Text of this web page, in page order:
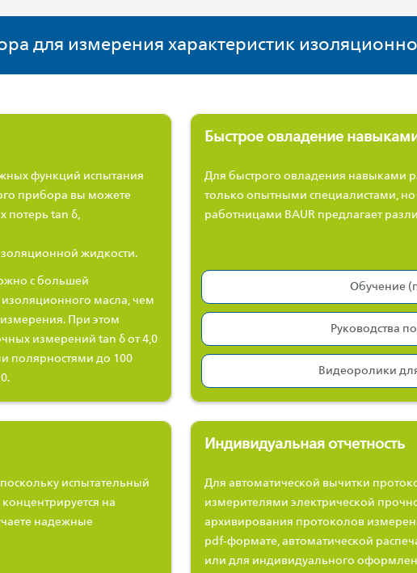
для измерения характеристик
функций испытания
прибора вы можете
потерь tan δ,
жидкости.
с большей
масла, чем
При этом
измерений tan δ от 4,0
полярностями до 100
Быстрое овладение
Для быстрого овладения навыками
только опытными специалистами,
работницами BAUR предлагает
Обучение
Руководства
Видеоролики
испытательный
на
надежные
Индивидуальная отчетность
Для автоматической вычитки
измерителями электрической
архивирования протоколов
pdf-формате, автоматической
или для индивидуального